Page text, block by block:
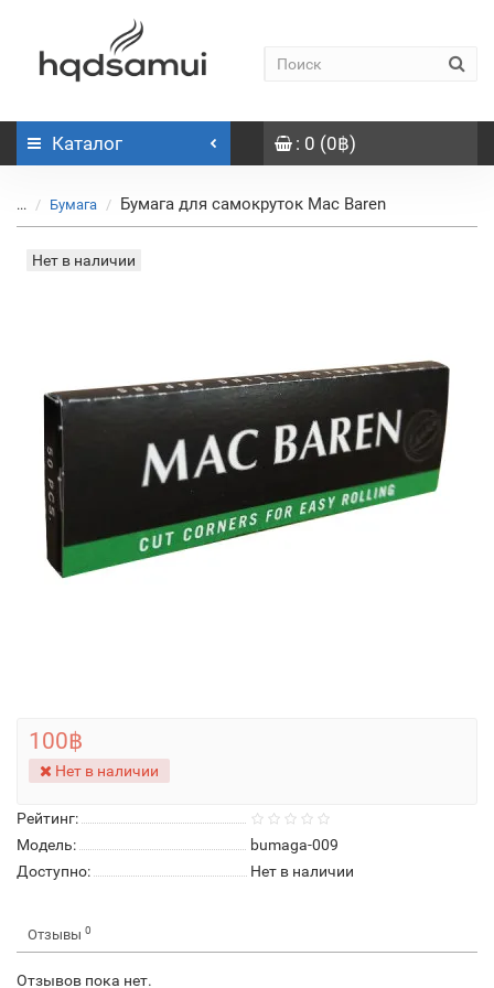
Каталог : 0 (0฿)
... Бумага Бумага для самокруток Mac Baren
Нет в наличии
Рейтинг:
Модель:
bumaga-009
Доступно:
Нет в наличии
100฿
Нет в наличии
Отзывы 0
Отзывов пока нет.